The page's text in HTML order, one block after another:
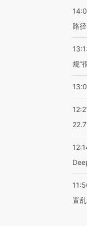
路径
规”
置